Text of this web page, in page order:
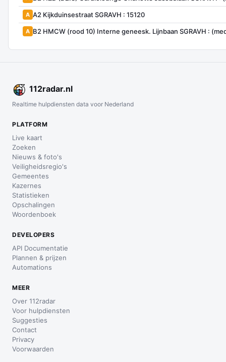
A A2 Kijkduinsestraat SGRAVH : 15120
A B2 HMCW (rood 10) Interne geneesk. Lijnbaan SGRAVH :
112radar.nl
Realtime hulpdiensten data voor Nederland
PLATFORM
Live kaart
Zoeken
Nieuws & foto's
Veiligheidsregio's
Gemeentes
Kazernes
Statistieken
Opschalingen
Woordenboek
DEVELOPERS
API Documentatie
Plannen & prijzen
Automations
MEER
Over 112radar
Voor hulpdiensten
Suggesties
Contact
Privacy
Voorwaarden